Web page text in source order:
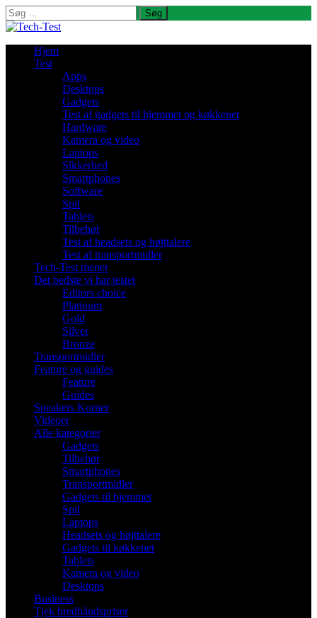
Søg
efter:
Hjem
Test
Apps
Desktops
Gadgets
Test af gadgets til hjemmet og køkkenet
Hardware
Kamera og video
Laptops
Sikkerhed
Smartphones
Software
Spil
Tablets
Tilbehør
Test af headsets og højttalere
Test af transportmidler
Tech-Test mener
Det bedste vi har testet
Editors choice
Platinum
Gold
Silver
Bronze
Transportmidler
Feature og guides
Feature
Guides
Speakers Korner
Videoer
Alle kategorier
Gadgets
Tilbehør
Smartphones
Transportmidler
Gadgets til hjemmet
Spil
Laptops
Headsets og højttalere
Gadgets til køkkenet
Tablets
Kamera og video
Desktops
Business
Tjek bredbåndspriser